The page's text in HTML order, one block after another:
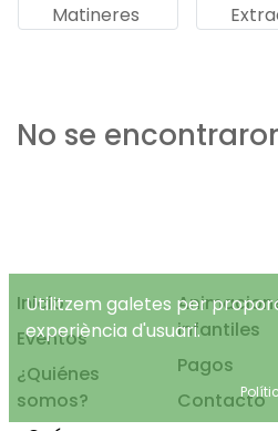
Matineres
No se
Inicio
Eventos
¿Quiénes
somos?
infantiles
Pagos
Contacto
Utilitzem galetes per
experiència d'usuari.